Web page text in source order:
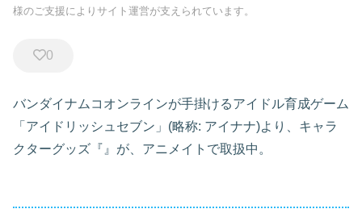
様のご支援によりサイト運営が支えられています。
0
バンダイナムコオンラインが手掛けるアイドル育成ゲーム
「アイドリッシュセブン」(略称: アイナナ)より、キャラ
クターグッズ『』が、アニメイトで取扱中。